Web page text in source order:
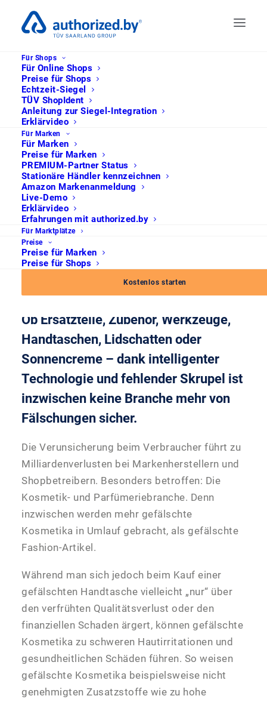
Für Shops
Für Online Shops
Preise für Shops
Echtzeit-Siegel
TÜV ShopIdent
Anleitung zur Siegel-Integration
Erklärvideo
Für Marken
Für Marken
Preise für Marken
PREMIUM-Partner Status
Stationäre Händler kennzeichnen
Amazon Markenanmeldung
Live-Demo
Erklärvideo
Erfahrungen mit authorized.by
Für Marktplätze
Preise
Preise für Marken
Preise für Shops
Kostenlos starten
Wie Verbraucher und Marken sich
dank autorisierter Online-Händler vor
gefälschten Produkten schützen
können
Ob Ersatzteile, Zubehör, Werkzeuge,
Handtaschen, Lidschatten oder
Sonnencreme – dank intelligenter
Technologie und fehlender Skrupel ist
inzwischen keine Branche mehr von
Fälschungen sicher.
Die Verunsicherung beim Verbraucher führt zu
Milliardenverlusten bei Markenherstellern und
Shopbetreibern. Besonders betroffen: Die
Kosmetik- und Parfümeriebranche. Denn
inzwischen werden mehr gefälschte
Kosmetika in Umlauf gebracht, als gefälschte
Fashion-Artikel.
Während man sich jedoch beim Kauf einer
gefälschten Handtasche vielleicht „nur“ über
den verfrühten Qualitätsverlust oder den
finanziellen Schaden ärgert, können gefälschte
Kosmetika zu schweren Hautirritationen und
gesundheitlichen Schäden führen. So weisen
gefälschte Kosmetika beispielsweise nicht
genehmigten Zusatzstoffe wie zu hohe